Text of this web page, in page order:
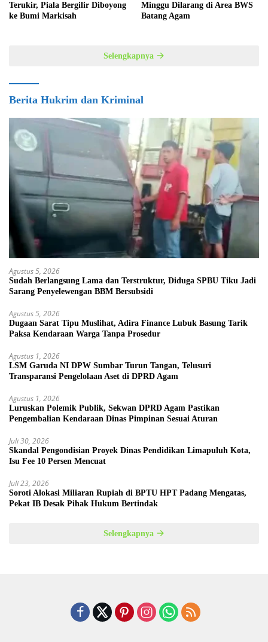
Terukir, Piala Bergilir Diboyong
ke Bumi Markisah
Minggu Dilarang di Area BWS
Batang Agam
Selengkapnya
Berita Hukrim dan Kriminal
Agustus 5, 2026
Sudah Berlangsung Lama dan Terstruktur, Diduga SPBU Tiku Jadi
Sarang Penyelewengan BBM Bersubsidi
Agustus 5, 2026
Dugaan Sarat Tipu Muslihat, Adira Finance Lubuk Basung Tarik
Paksa Kendaraan Warga Tanpa Prosedur
Agustus 1, 2026
LSM Garuda NI DPW Sumbar Turun Tangan, Telusuri
Transparansi Pengelolaan Aset di DPRD Agam
Agustus 1, 2026
Luruskan Polemik Publik, Sekwan DPRD Agam Pastikan
Pengembalian Kendaraan Dinas Pimpinan Sesuai Aturan
Juli 30, 2026
Skandal Pengondisian Proyek Dinas Pendidikan Limapuluh Kota,
Isu Fee 10 Persen Mencuat
Juli 23, 2026
Soroti Alokasi Miliaran Rupiah di BPTU HPT Padang Mengatas,
Pekat IB Desak Pihak Hukum Bertindak
Selengkapnya